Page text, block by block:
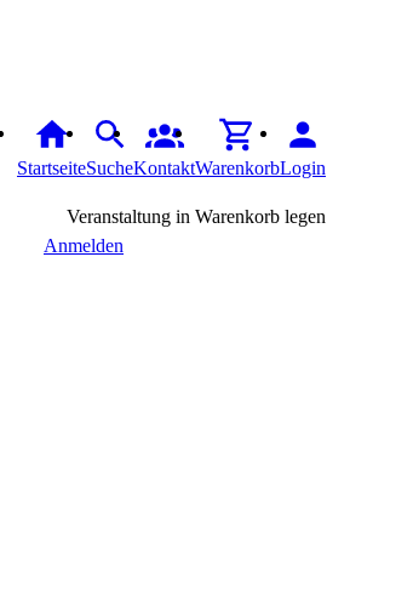
StartseiteSucheKontaktWarenkorbLogin
Veranstaltung in Warenkorb legen
Anmelden